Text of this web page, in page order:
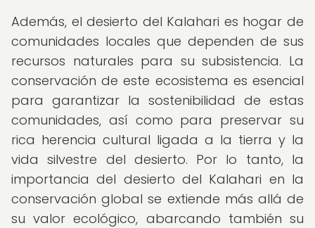
Además, el desierto del Kalahari es hogar de
comunidades locales que dependen de sus
recursos naturales para su subsistencia. La
conservación de este ecosistema es esencial
para garantizar la sostenibilidad de estas
comunidades, así como para preservar su
rica herencia cultural ligada a la tierra y la
vida silvestre del desierto. Por lo tanto, la
importancia del desierto del Kalahari en la
conservación global se extiende más allá de
su valor ecológico, abarcando también su